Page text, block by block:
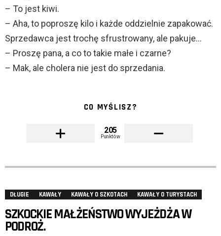
– To jest kiwi.
– Aha, to poproszę kilo i każde oddzielnie zapakować.
Sprzedawca jest trochę sfrustrowany, ale pakuje…
– Proszę pana, a co to takie małe i czarne?
– Mak, ale cholera nie jest do sprzedania.
CO MYŚLISZ?
205
Punktów
DŁUGIE KAWAŁY KAWAŁY O SZKOTACH KAWAŁY O TURYSTACH
SZKOCKIE MAŁŻEŃSTWO WYJEŻDŻA W
PODROŻ.